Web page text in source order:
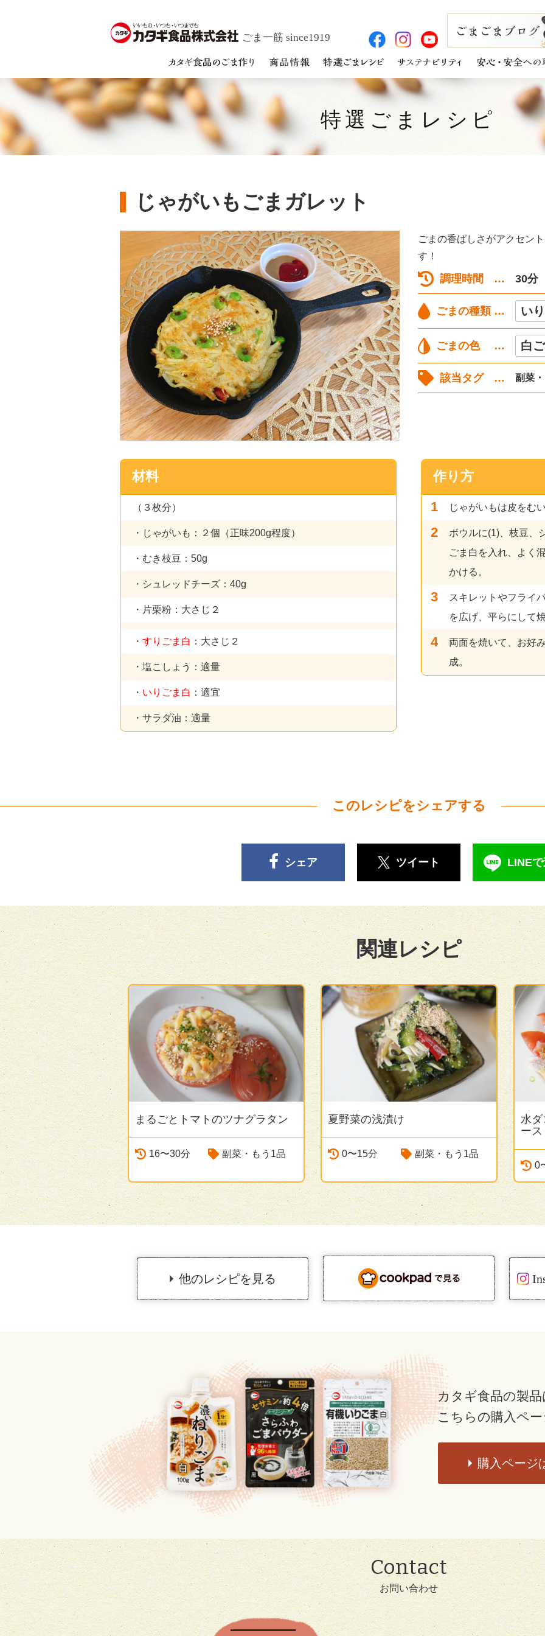
ごま一筋 since1919
特選ごまレシピ
じゃがいもごまガレット
ごまの香ばしさがアクセン
す！
調理時間 30分
ごまの種類 い
ごまの色 白
該当タグ 副菜
材料
（３枚分）
・じゃがいも：２個（正味200g程度）
・むき枝豆：50g
・シュレッドチーズ：40g
・片栗粉：大さじ２
・ すりごま白 ：大さじ２
・塩こしょう：適量
・ いりごま白 ：適宜
・サラダ油：適量
作り方
じゃがいもは皮をむ
ボウルに(1)、枝豆、
ごま白を入れ、よく
かける。
スキレットやフライ
を広げ、平らにして
両面を焼いて、お好
成。
このレシピをシェアする
シェア ツイート LINE
関連レシピ
まるごとトマトのツナグラタン
16〜30分 副菜・もう1品
夏野菜の浅漬け
0〜15分 副菜・もう1品
水ダ
ース
0
他のレシピを見る
カタギ食品の製品
こちらの購入ペ
購入ページ
Contact
お問い合わせ